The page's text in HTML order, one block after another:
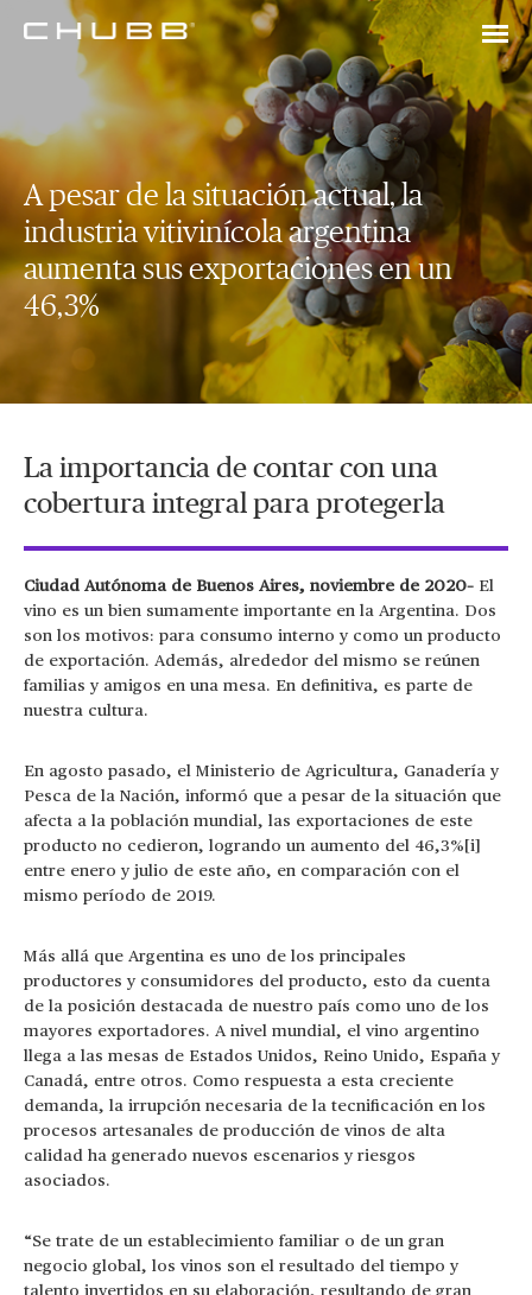
A pesar de la situación actual, la
industria vitivinícola argentina
aumenta sus exportaciones en un
46,3%
La importancia de contar con una
cobertura integral para protegerla
Ciudad Autónoma de Buenos Aires, noviembre de 2020– El
vino es un bien sumamente importante en la Argentina. Dos
son los motivos: para consumo interno y como un producto
de exportación. Además, alrededor del mismo se reúnen
familias y amigos en una mesa. En definitiva, es parte de
nuestra cultura.
En agosto pasado, el Ministerio de Agricultura, Ganadería y
Pesca de la Nación, informó que a pesar de la situación que
afecta a la población mundial, las exportaciones de este
producto no cedieron, logrando un aumento del 46,3%[i]
entre enero y julio de este año, en comparación con el
mismo período de 2019.
Más allá que Argentina es uno de los principales
productores y consumidores del producto, esto da cuenta
de la posición destacada de nuestro país como uno de los
mayores exportadores. A nivel mundial, el vino argentino
llega a las mesas de Estados Unidos, Reino Unido, España y
Canadá, entre otros. Como respuesta a esta creciente
demanda, la irrupción necesaria de la tecnificación en los
procesos artesanales de producción de vinos de alta
calidad ha generado nuevos escenarios y riesgos
asociados.
“Se trate de un establecimiento familiar o de un gran
negocio global, los vinos son el resultado del tiempo y
talento invertidos en su elaboración, resultando de gran